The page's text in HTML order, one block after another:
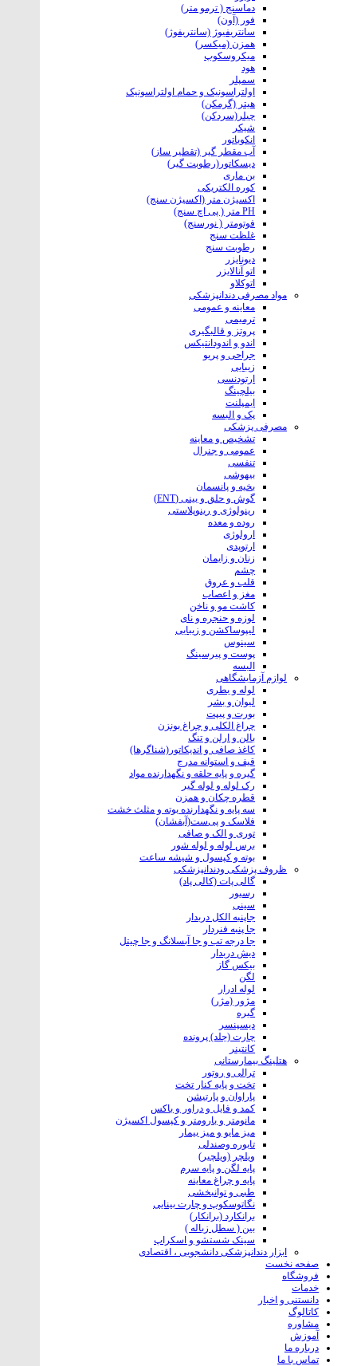
دماسنج ( ترمو متر)
فور (آون)
سانتریفیوژ (سانتریفوژ)
همزن (میکسر)
میکروسکوپ
هود
سمپلر
اولتراسونیک و حمام اولتراسونیک
هیتر (گرمکن)
چیلر(سردکن)
شیکر
انکوباتور
آب مقطر گیر (تقطیر ساز)
دیسکاتور(رطوبت گیر)
بن ماری
کوره الکتریکی
اکسیژن متر (اکسیژن سنج)
PH متر ( پی اچ سنج)
فوتومتر ( نورسنج)
غلظت سنج
رطوبت سنج
دیونایزر
اتو آنالایزر
اتوکلاو
مواد مصرفی دندانپزشکی
معاینه و عمومی
ترمیمی
پروتز و قالبگیری
اندو و اندودانتیکس
جراحی و پریو
زیبایی
ارتودنسی
بیلچینگ
ایمپلنت
پک و البسه
مصرفی پزشکی
تشخیص و معاینه
عمومی و جنرال
تنفسی
بیهوشی
بخیه و پانسمان
گوش و حلق و بینی (ENT)
رینولوژی و رینوپلاستی
روده و معده
ارولوژی
ارتوپدی
زنان و زایمان
چشم
قلب و عروق
مغز و اعصاب
کاشت مو و ناخن
لوزه و حنجره و نای
لیپوساکشن و زیبایی
سینوس
پوست و پیرسینگ
البسه
لوازم آزمایشگاهی
لوله و بطری
لیوان و بشر
بورت و پیپت
چراغ الکلی و چراغ بونزن
بالن و ارلن و تنگ
کاغذ صافی و اندیکاتور(شناگرها)
قیف و استوانه مدرج
گیره و پایه حلقه و نگهدارنده مواد
رک لوله و لوله گیر
قطره چکان و همزن
سه پایه و نگهدارنده بوته و مثلث خشت
فلاسک و پی‌ست(آبفشان)
توری و الک و صافی
برس لوله و لوله شور
بوته و کپسول و شیشه ساعت
ظروف پزشکی ودندانپزشکی
گالی پات (کالی پاد)
رسیور
سینی
جاپنبه الکل دربدار
جا پنبه فنردار
جا درجه تب و جا آبسلانگ و جا چیتل
دیش دربدار
بیکس گاز
لگن
لوله ادرار
مژور (مژر)
گیره
دیسپنسر
چارت (جلد) پرونده
کانتینر
هتلینگ‌ بیمارستانی
ترالی و روتور
تخت و پایه کنار تخت
پاراوان و پارتیشن
کمد و فایل و دراور و باکس
مانومتر و بارومتر و کپسول اکسیژن
میز مایو و میز بیمار
تابوره و‌صندلی
ویلچر (ویلچیر)
پایه لگن و پایه سرم
پایه و چراغ معاینه
طبی و توانبخشی
نگاتوسکوپ و چارت بینایی
برانکارد (برانکار)
بین ( سطل زباله )
سینک شستشو و اسکراپ
ابزار دندانپزشکی دانشجویی ، اقتصادی
صفحه نخست
فروشگاه
خدمات
دانستنی و اخبار
کاتالوگ
مشاوره
آموزش
درباره ما
تماس با ما